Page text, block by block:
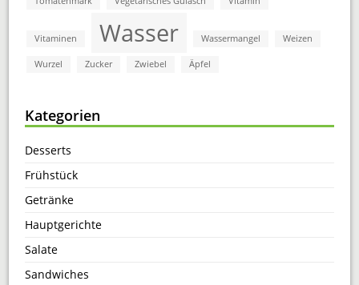
Vitaminen Wasser Wassermangel Weizen
Wurzel Zucker Zwiebel Äpfel
Kategorien
Desserts
Frühstück
Getränke
Hauptgerichte
Salate
Sandwiches